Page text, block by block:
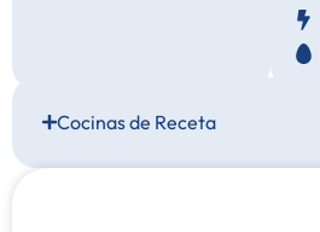
Cocinas de Receta